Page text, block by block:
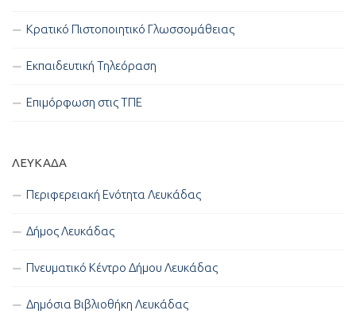
Κρατικό Πιστοποιητικό Γλωσσομάθειας
Εκπαιδευτική Τηλεόραση
Επιμόρφωση στις ΤΠΕ
ΛΕΥΚΑΔΑ
Περιφερειακή Ενότητα Λευκάδας
Δήμος Λευκάδας
Πνευματικό Κέντρο Δήμου Λευκάδας
Δημόσια Βιβλιοθήκη Λευκάδας